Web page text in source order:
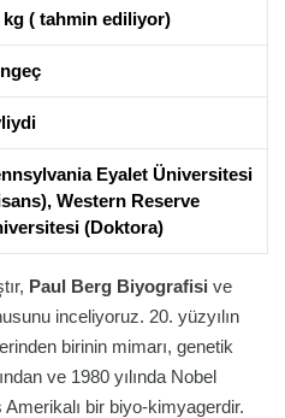
kg ( tahmin ediliyor)
Eyalet Üniversitesi
Western Reserve
(Doktora)
Paul Berg Biyografisi ve
inceliyoruz. 20. yüzyılın
birinin mimarı, genetik
ve 1980 yılında Nobel
bir biyo-kimyagerdir.